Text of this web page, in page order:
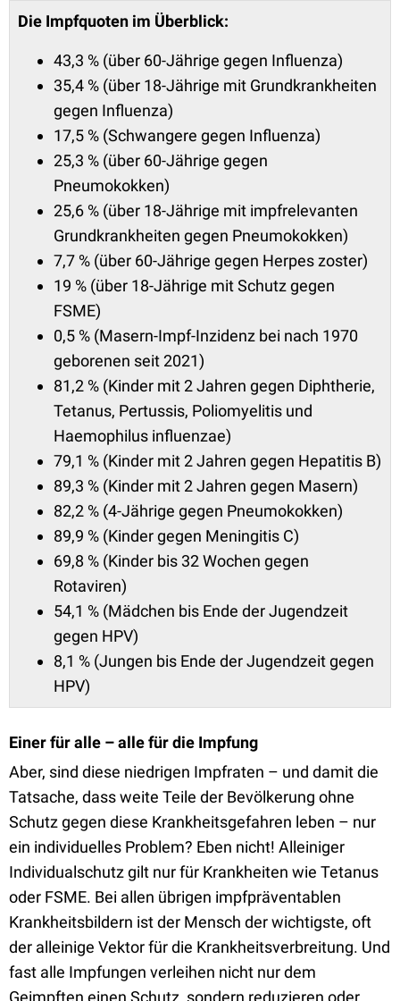
Die Impfquoten im Überblick:
43,3 % (über 60-Jährige gegen Influenza)
35,4 % (über 18-Jährige mit Grundkrankheiten
gegen Influenza)
17,5 % (Schwangere gegen Influenza)
25,3 % (über 60-Jährige gegen
Pneumokokken)
25,6 % (über 18-Jährige mit impfrelevanten
Grundkrankheiten gegen Pneumokokken)
7,7 % (über 60-Jährige gegen Herpes zoster)
19 % (über 18-Jährige mit Schutz gegen
FSME)
0,5 % (Masern-Impf-Inzidenz bei nach 1970
geborenen seit 2021)
81,2 % (Kinder mit 2 Jahren gegen Diphtherie,
Tetanus, Pertussis, Poliomyelitis und
Haemophilus influenzae)
79,1 % (Kinder mit 2 Jahren gegen Hepatitis B)
89,3 % (Kinder mit 2 Jahren gegen Masern)
82,2 % (4-Jährige gegen Pneumokokken)
89,9 % (Kinder gegen Meningitis C)
69,8 % (Kinder bis 32 Wochen gegen
Rotaviren)
54,1 % (Mädchen bis Ende der Jugendzeit
gegen HPV)
8,1 % (Jungen bis Ende der Jugendzeit gegen
HPV)
Einer für alle – alle für die Impfung
Aber, sind diese niedrigen Impfraten – und damit die
Tatsache, dass weite Teile der Bevölkerung ohne
Schutz gegen diese Krankheitsgefahren leben – nur
ein individuelles Problem? Eben nicht! Alleiniger
Individualschutz gilt nur für Krankheiten wie Tetanus
oder FSME. Bei allen übrigen impfpräventablen
Krankheitsbildern ist der Mensch der wichtigste, oft
der alleinige Vektor für die Krankheitsverbreitung. Und
fast alle Impfungen verleihen nicht nur dem
Geimpften einen Schutz, sondern reduzieren oder